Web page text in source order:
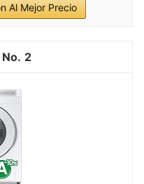
Al Mejor Precio
2